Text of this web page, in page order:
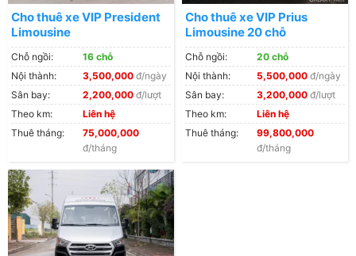
Cho thuê xe VIP President
Limousine
Chỗ ngồi:
16 chỗ
Nội thành:
3,500,000 đ/ngày
Sân bay:
2,200,000 đ/lượt
Theo km:
Liên hệ
Thuê tháng:
75,000,000
đ/tháng
Cho thuê xe VIP Prius
Limousine 20 chỗ
Chỗ ngồi:
20 chỗ
Nội thành:
5,500,000 đ/ngày
Sân bay:
3,200,000 đ/lượt
Theo km:
Liên hệ
Thuê tháng:
99,800,000
đ/tháng